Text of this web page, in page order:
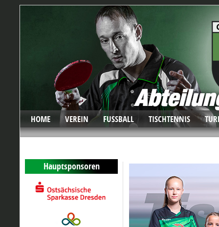
HOME VEREIN FUSSBALL TISCHTENNIS
Hauptsponsoren